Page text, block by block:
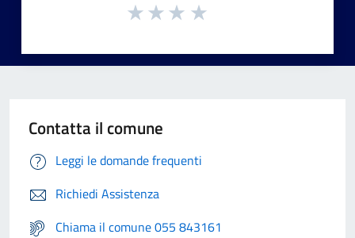
Contatta il comune
Leggi le domande frequenti
Richiedi Assistenza
Chiama il comune 055 843161